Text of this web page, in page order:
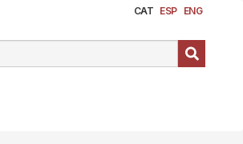
CAT ESP ENG